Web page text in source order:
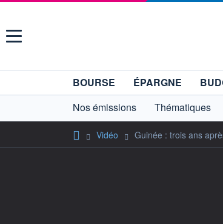
Menu
BOURSE ÉPARGNE
Nos émissions
Thématiques
Vidéo Guinée : trois ans